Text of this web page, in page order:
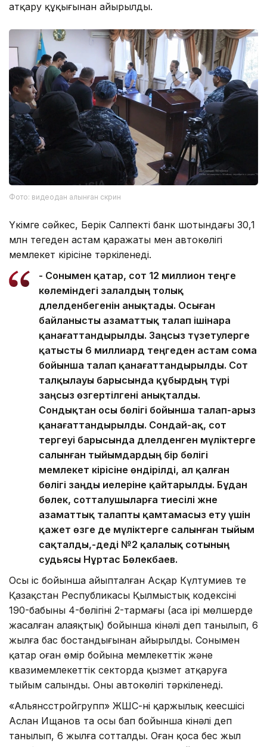
атқару құқығынан айырылды.
Фото: видеодан алынған скрин
Үкімге сәйкес, Берік Салпектің банк шотындағы 30,1
млн теңгеден астам қаражаты мен автокөлігі
мемлекет кірісіне тәркіленеді.
- Сонымен қатар, сот 12 миллион теңге
көлеміндегі залалдың толық
дәлелденбегенін анықтады. Осыған
байланысты азаматтық талап ішінара
қанағаттандырылды. Заңсыз түзетулерге
қатысты 6 миллиард теңгеден астам сома
бойынша талап қанағаттандырылды. Сот
талқылауы барысында құбырдың түрі
заңсыз өзгертілгені анықталды.
Сондықтан осы бөлігі бойынша талап-арыз
қанағаттандырылды. Сондай-ақ, сот
тергеуі барысында дәлелденген мүліктерге
салынған тыйымдардың бір бөлігі
мемлекет кірісіне өндірілді, ал қалған
бөлігі заңды иелеріне қайтарылды. Бұдан
бөлек, сотталушыларға тиесілі және
азаматтық талапты қамтамасыз ету үшін
қажет өзге де мүліктерге салынған тыйым
сақталды,-деді №2 қалалық сотының
судьясы Нұртас Бөлекбаев.
Осы іс бойынша айыпталған Асқар Күлтумиев те
Қазақстан Республикасы Қылмыстық кодексінің
190-бабының 4-бөлігінің 2-тармағы (аса ірі мөлшерде
жасалған алаяқтық) бойынша кінәлі деп танылып, 6
жылға бас бостандығынан айырылды. Сонымен
қатар оған өмір бойына мемлекеттік және
квазимемлекеттік секторда қызмет атқаруға
тыйым салынды. Оның автокөлігі тәркіленеді.
«Альянсстройгрупп» ЖШС-нің қаржылық кеңесшісі
Аслан Ищанов та осы бап бойынша кінәлі деп
танылып, 6 жылға сотталды. Оған қоса бес жыл